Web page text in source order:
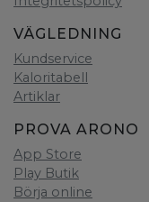
VÄGLEDNING
Kundservice
Kaloritabell
Artiklar
PROVA ARONO
App Store
Play Butik
Börja online